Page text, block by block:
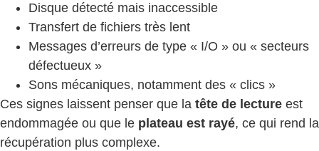
Disque détecté mais inaccessible
Transfert de fichiers très lent
Messages d’erreurs de type « I/O » ou « secteurs
défectueux »
Sons mécaniques, notamment des « clics »
Ces signes laissent penser que la tête de lecture est
endommagée ou que le plateau est rayé, ce qui rend la
récupération plus complexe.